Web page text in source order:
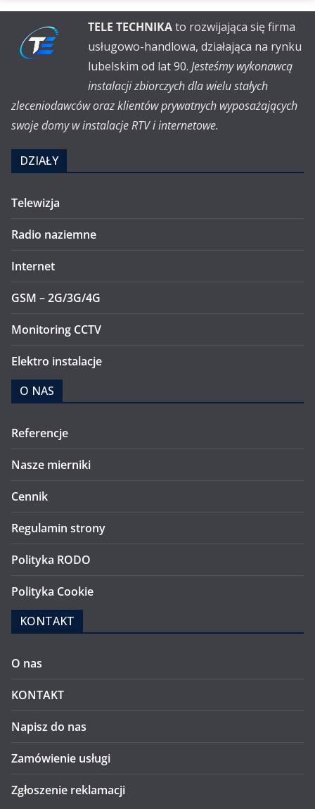
TELE TECHNIKAto rozwijająca się firma
usługowo-handlowa, działająca na rynku
lubelskim od lat 90. Jesteśmy wykonawcą
instalacji zbiorczych dla wielu stałych
zleceniodawców oraz klientów prywatnych wyposażających
swoje domy w instalacje RTV i internetowe.
DZIAŁY
Telewizja
Radio naziemne
Internet
GSM – 2G/3G/4G
Monitoring CCTV
Elektro instalacje
O NAS
Referencje
Nasze mierniki
Cennik
Regulamin strony
Polityka RODO
Polityka Cookie
KONTAKT
O nas
KONTAKT
Napisz do nas
Zamówienie usługi
Zgłoszenie reklamacji